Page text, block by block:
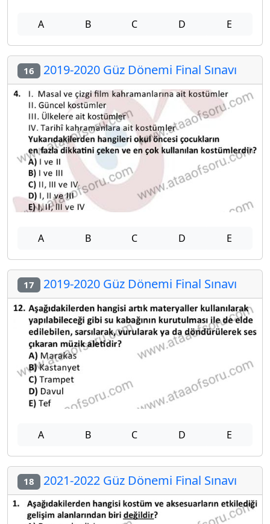
A B C D E
16 2019-2020 Güz Dönemi Final Sınavı
A B C D E
17 2019-2020 Güz Dönemi Final Sınavı
A B C D E
18 2021-2022 Güz Dönemi Final Sınavı